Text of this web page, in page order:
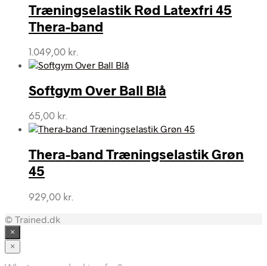
Træningselastik Rød Latexfri 45
Thera-band
1.049,00 kr.
Softgym Over Ball Blå
65,00 kr.
Thera-band Træningselastik Grøn
45
929,00 kr.
© Trained.dk
×
×